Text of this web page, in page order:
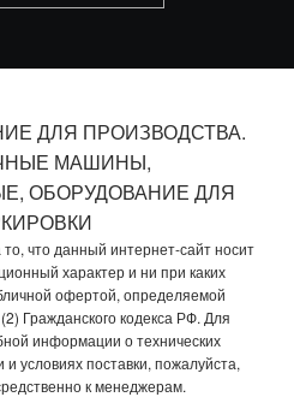
ДЛЯ ПРОИЗВОДСТВА.
МАШИНЫ,
ОБОРУДОВАНИЕ ДЛЯ
что данный интернет-сайт носит
характер и ни при каких
офертой, определяемой
Гражданского кодекса РФ. Для
информации о технических
и условиях поставки, пожалуйста,
к менеджерам.